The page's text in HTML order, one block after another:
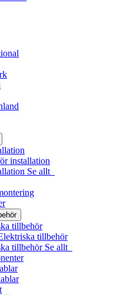
installation
Se allt
tillbehör
tillbehör
tillbehör Se allt